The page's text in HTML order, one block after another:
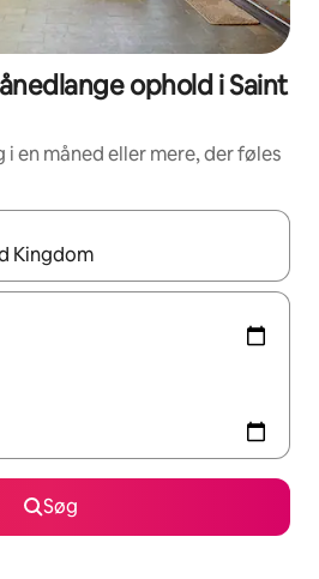
ophold i Saint
en måned eller mere, der føles
skal du navigere med
Søg